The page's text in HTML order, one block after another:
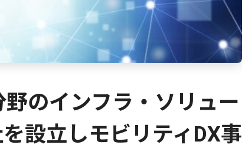
のインフラ・ソリュー
設立しモビリティDX事